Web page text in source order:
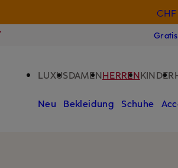
Breuninger
LUXUSDAMENHERRENKINDER
Neu Bekleidung Schuhe